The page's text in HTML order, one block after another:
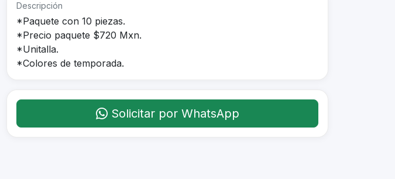
Descripción
*Paquete con 10 piezas.
*Precio paquete $720 Mxn.
*Unitalla.
*Colores de temporada.
Solicitar por WhatsApp